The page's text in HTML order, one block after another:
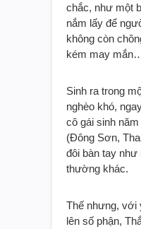
chắc, như một
nắm lấy để
không còn
kém may
Sinh ra trong
nghèo khó,
cô gái sinh
(Đông Sơn,
đôi bàn tay
thường khác.
Thế nhưng,
lên số phận,